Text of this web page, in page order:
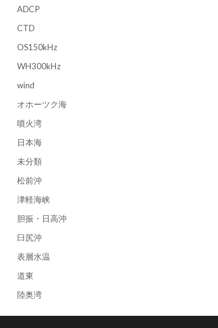
ADCP
CTD
OS150kHz
WH300kHz
wind
オホーツク海
噴火湾
日本海
未分類
松前沖
津軽海峡
胆振・日高沖
臼尻沖
表層水温
道東
陸奥湾